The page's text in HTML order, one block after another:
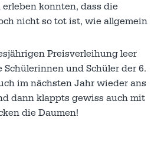
konnten, dass die
nicht so tot ist, wie allgemein
Preisverleihung leer
und Schüler der 6.
im nächsten Jahr wieder ans
dann klappts gewiss auch mit
die Daumen!